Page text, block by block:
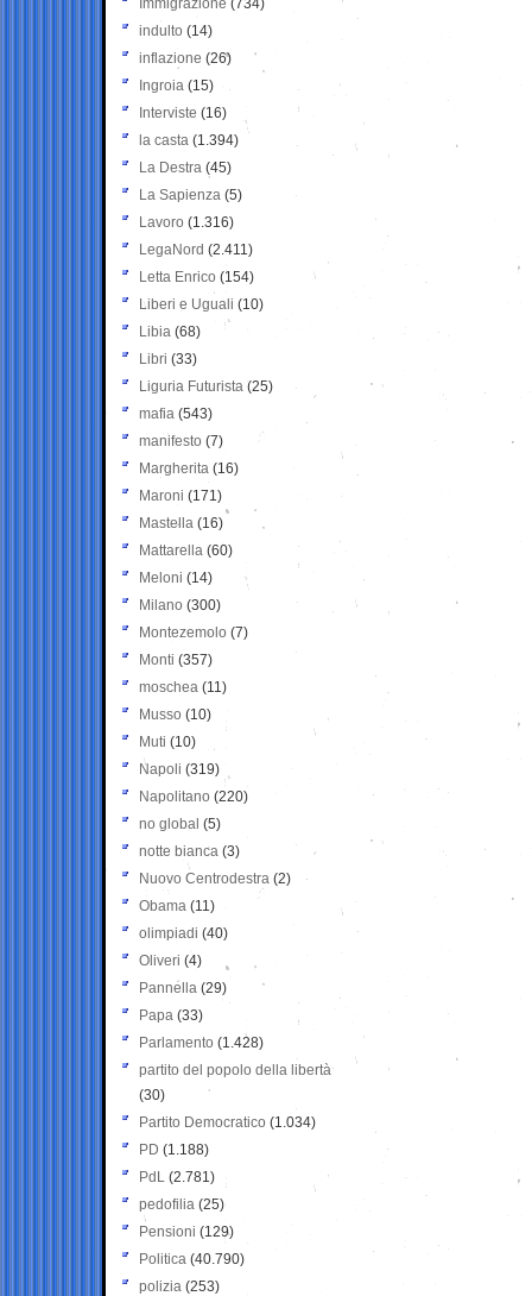
Immigrazione (734)
indulto (14)
inflazione (26)
Ingroia (15)
Interviste (16)
la casta (1.394)
La Destra (45)
La Sapienza (5)
Lavoro (1.316)
LegaNord (2.411)
Letta Enrico (154)
Liberi e Uguali (10)
Libia (68)
Libri (33)
Liguria Futurista (25)
mafia (543)
manifesto (7)
Margherita (16)
Maroni (171)
Mastella (16)
Mattarella (60)
Meloni (14)
Milano (300)
Montezemolo (7)
Monti (357)
moschea (11)
Musso (10)
Muti (10)
Napoli (319)
Napolitano (220)
no global (5)
notte bianca (3)
Nuovo Centrodestra (2)
Obama (11)
olimpiadi (40)
Oliveri (4)
Pannella (29)
Papa (33)
Parlamento (1.428)
partito del popolo della libertà
(30)
Partito Democratico (1.034)
PD (1.188)
PdL (2.781)
pedofilia (25)
Pensioni (129)
Politica (40.790)
polizia (253)